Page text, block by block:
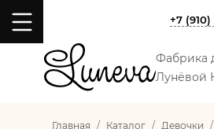
Фабрика
Лунёвой
+7
Главная Каталог Девочки